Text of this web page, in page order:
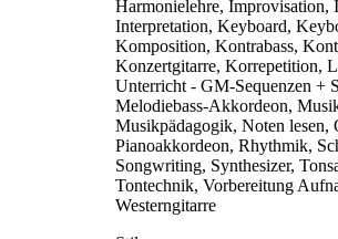
Harmonielehre, Improvisation,
Interpretation, Keyboard,
Komposition, Kontrabass,
Konzertgitarre, Korrepetition,
Unterricht - GM-Sequenzen +
Melodiebass-Akkordeon,
Musikpädagogik, Noten lesen,
Pianoakkordeon, Rhythmik,
Songwriting, Synthesizer,
Tontechnik, Vorbereitung
Westerngitarre